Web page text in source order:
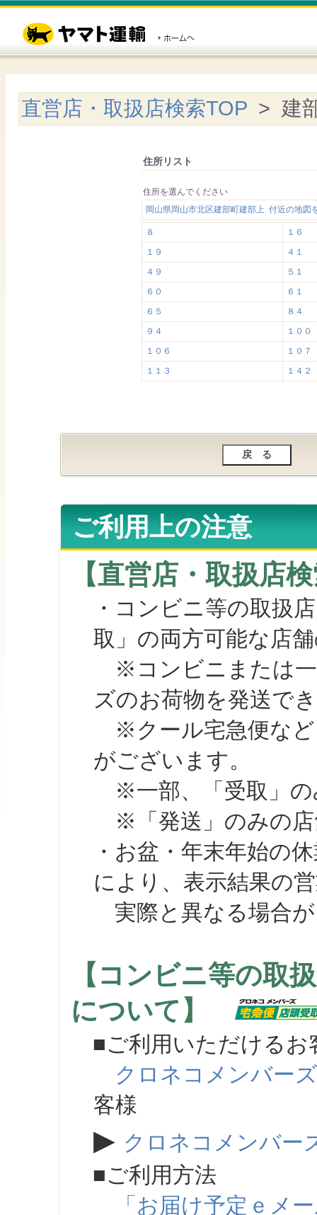
直営店・取扱店検索TOP > 建
住所リスト
住所を選んでください
岡山県岡山市北区建部町建部上 付近の地図
８
１６
１９
４１
４９
５１
６０
６１
６５
８４
９４
１００
１０６
１０７
１１３
１４２
ご利用上の注意
【直営店・取扱店
・コンビニ等の取扱
取」の両方可能な店
※コンビニまたは一
ズのお荷物を発送で
※クール宅急便など
がございます。
※一部、「受取」の
※「発送」のみの店
・お盆・年末年始の
により、表示結果の
実際と異なる場合が
【コンビニ等の取
について】
■ご利用いただけるお
クロネコメンバーズ
客様
▶ クロネコメンバー
■ご利用方法
「お届け予定ｅメ